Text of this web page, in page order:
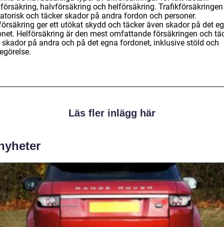
halvförsäkring och helförsäkring.
och täcker skador på andra fordon och personer.
ger ett utökat skydd och täcker även skador på det
Helförsäkring är den mest omfattande försäkringen och
skador på andra och på det egna fordonet, inklusive stöld och
Läs fler inlägg här